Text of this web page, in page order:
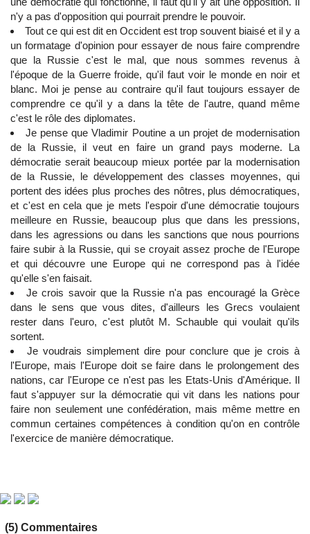
n'y a pas d'opposition qui pourrait prendre le pouvoir.
Tout ce qui est dit en Occident est trop souvent biaisé et il y a
un formatage d'opinion pour essayer de nous faire comprendre
que la Russie c'est le mal, que nous sommes revenus à
l'époque de la Guerre froide, qu'il faut voir le monde en noir et
blanc. Moi je pense au contraire qu'il faut toujours essayer de
comprendre ce qu'il y a dans la tête de l'autre, quand même
c'est le rôle des diplomates.
Je pense que Vladimir Poutine a un projet de modernisation
de la Russie, il veut en faire un grand pays moderne. La
démocratie serait beaucoup mieux portée par la modernisation
de la Russie, le développement des classes moyennes, qui
portent des idées plus proches des nôtres, plus démocratiques,
et c'est en cela que je mets l'espoir d'une démocratie toujours
meilleure en Russie, beaucoup plus que dans les pressions,
dans les agressions ou dans les sanctions que nous pourrions
faire subir à la Russie, qui se croyait assez proche de l'Europe
et qui découvre une Europe qui ne correspond pas à l'idée
qu'elle s'en faisait.
Je crois savoir que la Russie n'a pas encouragé la Grèce
dans le sens que vous dites, d'ailleurs les Grecs voulaient
rester dans l'euro, c'est plutôt M. Schauble qui voulait qu'ils
sortent.
Je voudrais simplement dire pour conclure que je crois à
l'Europe, mais l'Europe doit se faire dans le prolongement des
nations, car l'Europe ce n'est pas les Etats-Unis d'Amérique. Il
faut s'appuyer sur la démocratie qui vit dans les nations pour
faire non seulement une confédération, mais même mettre en
commun certaines compétences à condition qu'on en contrôle
l'exercice de manière démocratique.
(5) Commentaires